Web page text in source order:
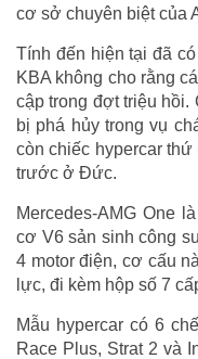
cơ sở chuyên biệt của
Tính đến hiện tại đã
KBA không cho rằng
cập trong đợt triệu hồi.
bị phá hủy trong vụ
còn chiếc hypercar
trước ở Đức.
Mercedes-AMG One
cơ V6 sản sinh công
4 motor điện, cơ cấu
lực, đi kèm hộp số 7
Mẫu hypercar có 6
Race Plus, Strat 2 và